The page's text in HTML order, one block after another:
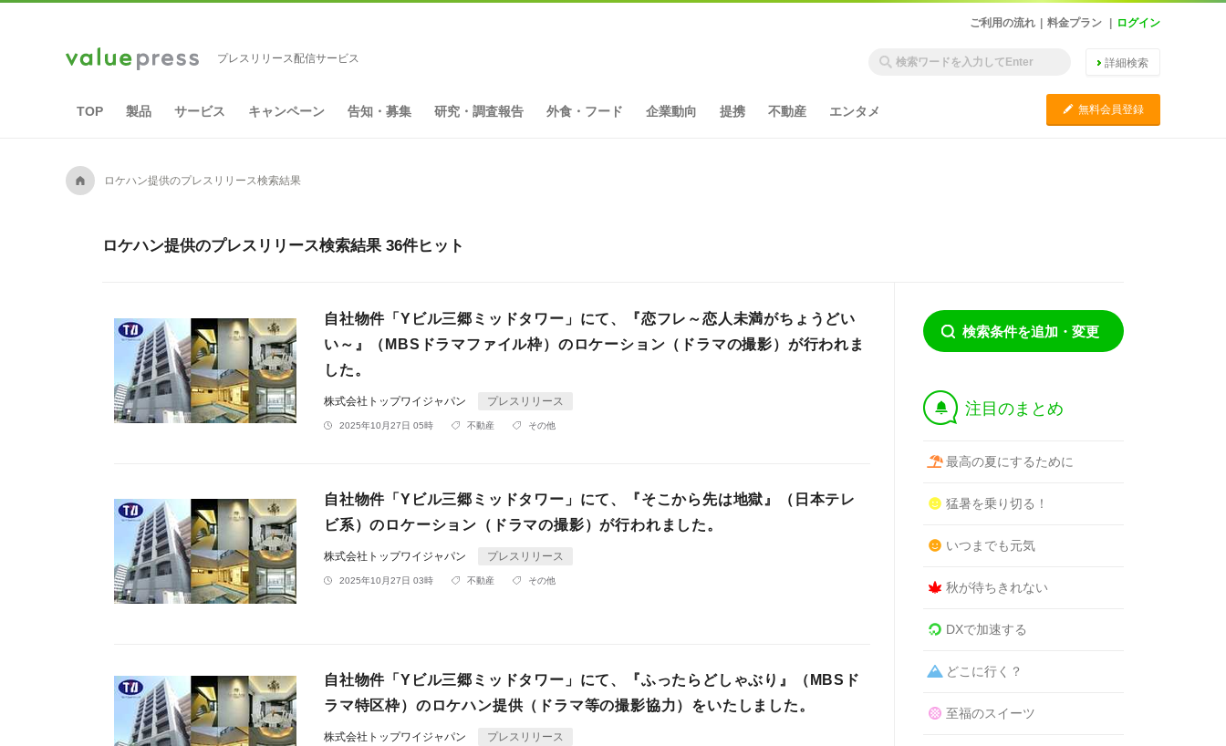
ご利用の流れ 料金プラン ログイン
プレスリリース配信サービス 詳細検索
TOP 製品 サービス キャンペーン 告知・募集 研究・調査報告 外食・フード 企業動向 提携 不動産 エンタメ C 無料会員登録
A ロケハン提供のプレスリリース検索結果
ロケハン提供のプレスリリース検索結果 36件ヒット
自社物件「Yビル三郷ミッドタワー」にて、『恋フレ～恋人未満がちょうどい
い～』（MBSドラマファイル枠）のロケーション（ドラマの撮影）が行われま
した。
株式会社トップワイジャパン プレスリリース
2025年10月27日 05時 不動産 その他
自社物件「Yビル三郷ミッドタワー」にて、『そこから先は地獄』（日本テレ
ビ系）のロケーション（ドラマの撮影）が行われました。
株式会社トップワイジャパン プレスリリース
2025年10月27日 03時 不動産 その他
自社物件「Yビル三郷ミッドタワー」にて、『ふったらどしゃぶり』（MBSド
ラマ特区枠）のロケハン提供（ドラマ等の撮影協力）をいたしました。
株式会社トップワイジャパン プレスリリース
検索条件を追加・変更
† 注目のまとめ
最高の夏にするために
猛暑を乗り切る！
いつまでも元気
秋が待ちきれない
DXで加速する
どこに行く？
至福のスイーツ